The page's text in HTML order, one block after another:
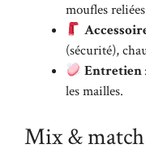
moufles
(sécurité),
Entretien
les mailles.
Mix &